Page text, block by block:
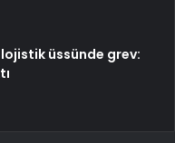
üssünde grev: